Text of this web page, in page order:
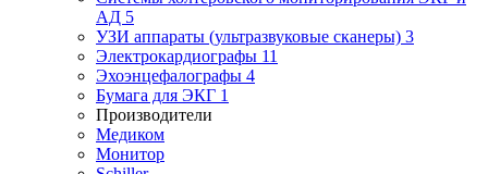
АД 5
УЗИ аппараты (ультразвуковые сканеры) 3
Электрокардиографы 11
Эхоэнцефалографы 4
Бумага для ЭКГ 1
Производители
Медиком
Монитор